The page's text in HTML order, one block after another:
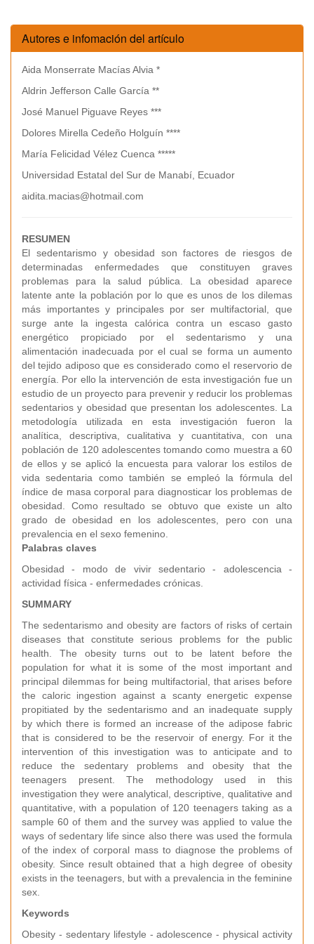
Autores e infomación del artículo
Aida Monserrate Macías Alvia *
Aldrin Jefferson Calle García **
José Manuel Piguave Reyes ***
Dolores Mirella Cedeño Holguín ****
María Felicidad Vélez Cuenca *****
Universidad Estatal del Sur de Manabí, Ecuador
aidita.macias@hotmail.com
RESUMEN
El sedentarismo y obesidad son factores de riesgos de
determinadas enfermedades que constituyen graves
problemas para la salud pública. La obesidad aparece
latente ante la población por lo que es unos de los dilemas
más importantes y principales por ser multifactorial, que
surge ante la ingesta calórica contra un escaso gasto
energético propiciado por el sedentarismo y una
alimentación inadecuada por el cual se forma un aumento
del tejido adiposo que es considerado como el reservorio de
energía. Por ello la intervención de esta investigación fue un
estudio de un proyecto para prevenir y reducir los problemas
sedentarios y obesidad que presentan los adolescentes. La
metodología utilizada en esta investigación fueron la
analítica, descriptiva, cualitativa y cuantitativa, con una
población de 120 adolescentes tomando como muestra a 60
de ellos y se aplicó la encuesta para valorar los estilos de
vida sedentaria como también se empleó la fórmula del
índice de masa corporal para diagnosticar los problemas de
obesidad. Como resultado se obtuvo que existe un alto
grado de obesidad en los adolescentes, pero con una
prevalencia en el sexo femenino.
Palabras claves
Obesidad - modo de vivir sedentario - adolescencia -
actividad física - enfermedades crónicas.
SUMMARY
The sedentarismo and obesity are factors of risks of certain
diseases that constitute serious problems for the public
health. The obesity turns out to be latent before the
population for what it is some of the most important and
principal dilemmas for being multifactorial, that arises before
the caloric ingestion against a scanty energetic expense
propitiated by the sedentarismo and an inadequate supply
by which there is formed an increase of the adipose fabric
that is considered to be the reservoir of energy. For it the
intervention of this investigation was to anticipate and to
reduce the sedentary problems and obesity that the
teenagers present. The methodology used in this
investigation they were analytical, descriptive, qualitative and
quantitative, with a population of 120 teenagers taking as a
sample 60 of them and the survey was applied to value the
ways of sedentary life since also there was used the formula
of the index of corporal mass to diagnose the problems of
obesity. Since result obtained that a high degree of obesity
exists in the teenagers, but with a prevalencia in the feminine
sex.
Keywords
Obesity - sedentary lifestyle - adolescence - physical activity